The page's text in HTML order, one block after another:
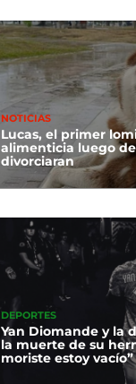
NOTICIAS
Lucas, el primer
alimenticia luego
divorciaran
DEPORTES
Yan Diomande y la
la muerte de su
moriste estoy vacío”